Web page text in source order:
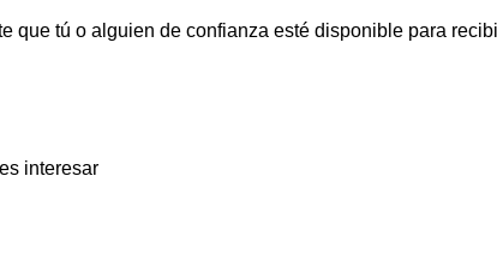
que tú o alguien de confianza esté disponible para
interesar